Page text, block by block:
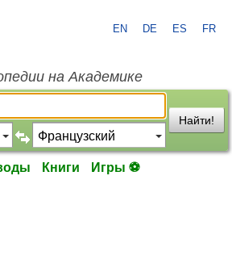
EN DE ES FR
на Академике
Найти!
Книги Игры ⚽